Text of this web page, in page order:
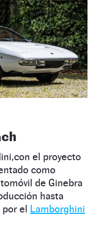
el proyecto
como
de Ginebra
hasta
el Lamborghini